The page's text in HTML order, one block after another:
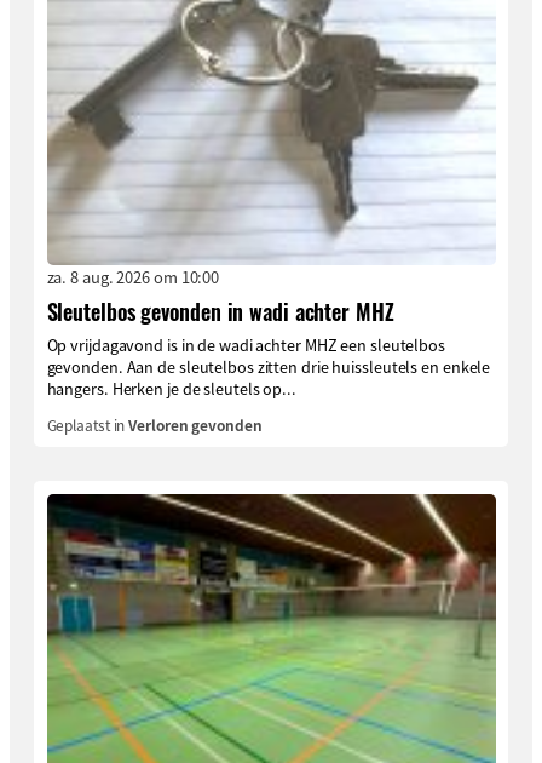
za. 8 aug. 2026 om 10:00
Sleutelbos gevonden in wadi achter MHZ
Op vrijdagavond is in de wadi achter MHZ een sleutelbos
gevonden. Aan de sleutelbos zitten drie huissleutels en enkele
hangers. Herken je de sleutels op...
Geplaatst inVerloren gevonden